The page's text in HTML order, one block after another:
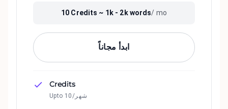
10 Credits ~ 1k - 2kwords/ mo
ابدأ مجاناً
Credits
Upto 10/شهر